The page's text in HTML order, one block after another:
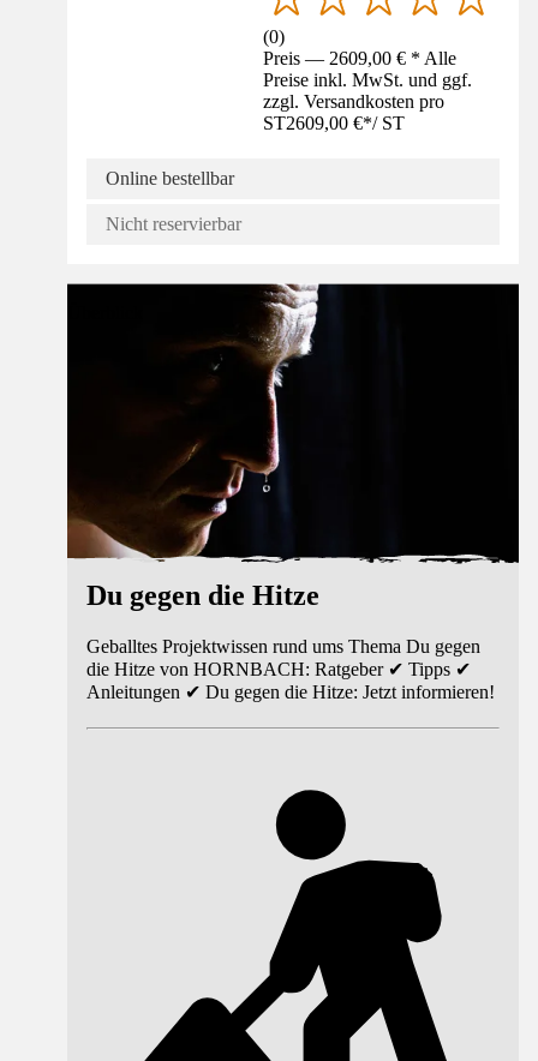
(0)
Preis — 2609,00 € * Alle
Preise inkl. MwSt. und ggf.
zzgl. Versandkosten pro
ST2609,00 €*/ ST
Online bestellbar
Nicht reservierbar
Du gegen die Hitze
Geballtes Projektwissen rund ums Thema Du gegen
die Hitze von HORNBACH: Ratgeber ✔ Tipps ✔
Anleitungen ✔ Du gegen die Hitze: Jetzt informieren!